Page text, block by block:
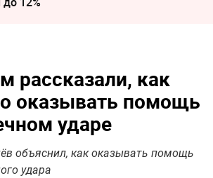
рассказали, как
оказывать помощь
ударе
объяснил, как оказывать помощь
удара